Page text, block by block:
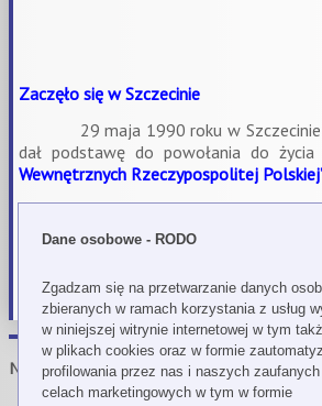
Dane osobowe - RODO
Zgadzam się na przetwarzanie danych
zbieranych w ramach korzystania z usług
w niniejszej witrynie internetowej w tym
w plikach cookies oraz w formie
profilowania przez nas i naszych zaufanych
celach marketingowych w tym w formie
Zaczęło się w Szczecinie
29 maja 1990 roku w Szczecinie
dał podstawę do powołania do
Wewnętrznych Rzeczypospolitej
Dzień ten to niewątpliwie data
rozpoczynającym działalność nowej
wpisać Stowarzyszenie Emerytów i
0000043188.
Czytaj więcej...
Nowości